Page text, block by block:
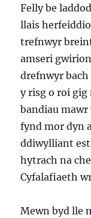
Felly be
llais
trefnwyr
amseri
drefnwyr
y risg o roi gig
bandiau mawr
fynd mor dyn
ddiwylliant
hytrach na
Cyfalafiaeth
Mewn byd lle